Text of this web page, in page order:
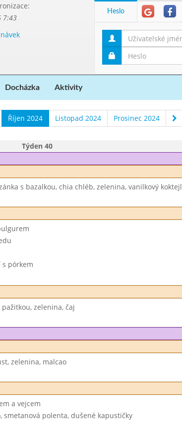
7:43
Heslo
Docházka Aktivity
Říjen 2024 Listopad 2024 Prosinec 2024
Týden 40
s bazalkou, chia chléb, zelenina, vanilkový koktejl
s pórkem
zelenina, čaj
zelenina, malcao
a vejcem
smetanová polenta, dušené kapustičky